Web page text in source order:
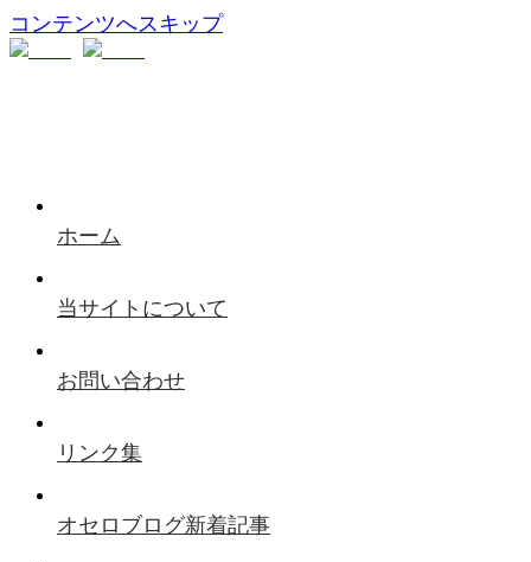
コンテンツへスキップ
ホーム
当サイトについて
お問い合わせ
リンク集
オセロブログ新着記事